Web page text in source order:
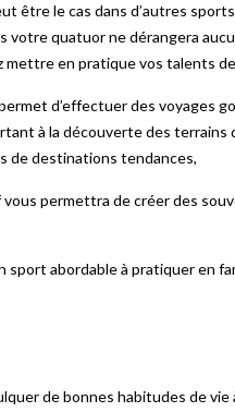
être le cas dans d’autres
votre quatuor ne dérangera
mettre en pratique vos talents
d’effectuer des voyages
à la découverte des terrains
de destinations tendances,
permettra de créer des
sport abordable à pratiquer en
de bonnes habitudes de